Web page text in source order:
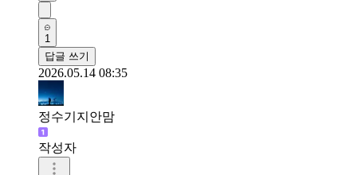
1
답글 쓰기
2026.05.14 08:35
정수기지안맘
작성자